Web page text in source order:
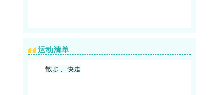
运动清单
散步、快走